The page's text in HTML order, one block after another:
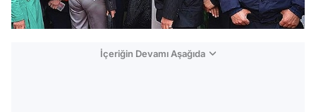
İçeriğin Devamı Aşağıda